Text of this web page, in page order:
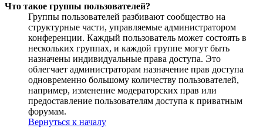
Что такое группы пользователей?
Группы пользователей разбивают сообщество на
структурные части, управляемые администратором
конференции. Каждый пользователь может состоять в
нескольких группах, и каждой группе могут быть
назначены индивидуальные права доступа. Это
облегчает администраторам назначение прав доступа
одновременно большому количеству пользователей,
например, изменение модераторских прав или
предоставление пользователям доступа к приватным
форумам.
Вернуться к началу